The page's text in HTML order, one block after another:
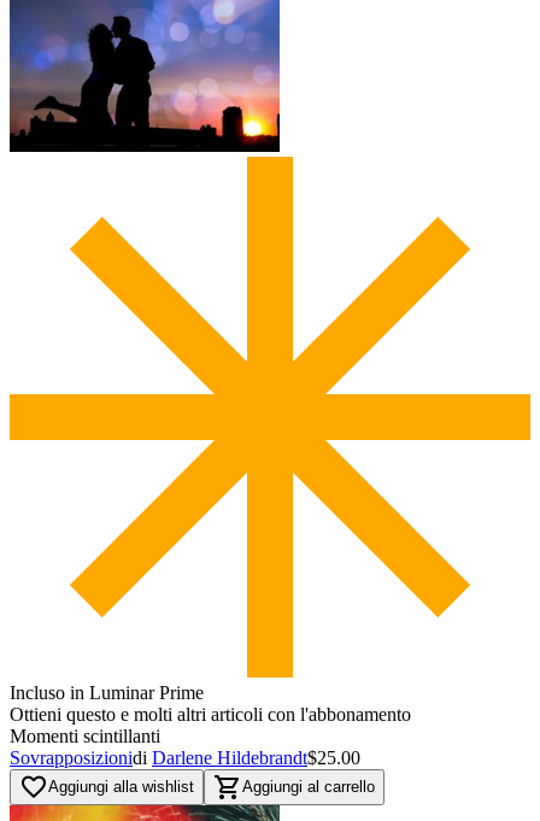
Incluso in Luminar Prime
Ottieni questo e molti altri articoli con l'abbonamento
Momenti scintillanti
Sovrapposizionidi Darlene Hildebrandt$25.00
favorite_borderAggiungi alla wishlist shopping_cart Aggiungi al carrello